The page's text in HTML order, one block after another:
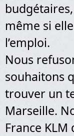
même si
l’emploi.
Nous
souhaitons
trouver un
Marseille.
France